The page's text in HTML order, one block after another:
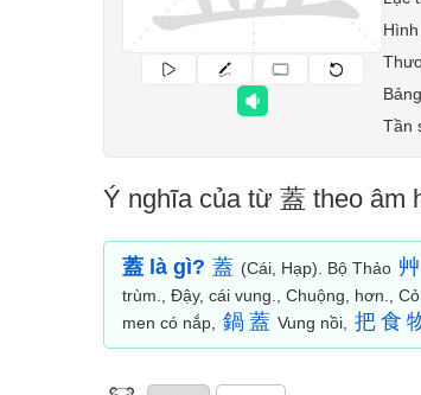
Tần
Ý nghĩa của từ 蓋 theo âm
蓋 là gì? 蓋 (Cái, Hạp). Bộ Thảo 艸
trùm., Ðậy, cái vung., Chuộng, hơn.,
men có nắp,
鍋 蓋 Vung nồi, 把 食